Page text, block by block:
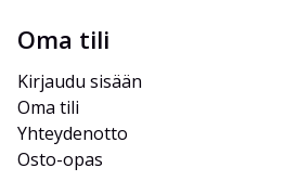
Oma tili
Kirjaudu sisään
Oma tili
Yhteydenotto
Osto-opas